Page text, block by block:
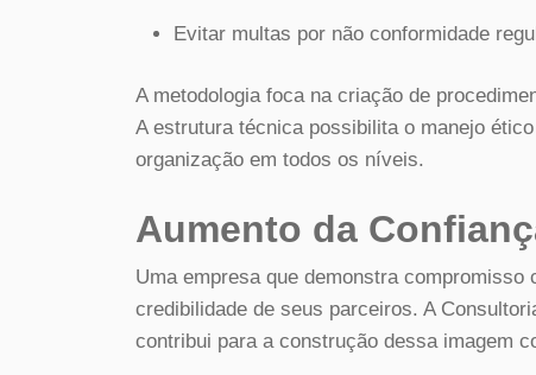
Evitar multas por não conformidade
A metodologia foca na criação de
A estrutura técnica possibilita o manejo
organização em todos os níveis.
Aumento da
Uma empresa que demonstra
credibilidade de seus parceiros. A
contribui para a construção dessa imagem